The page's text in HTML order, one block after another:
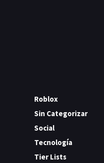
Roblox
Sin Categorizar
Social
Tecnología
Tier Lists